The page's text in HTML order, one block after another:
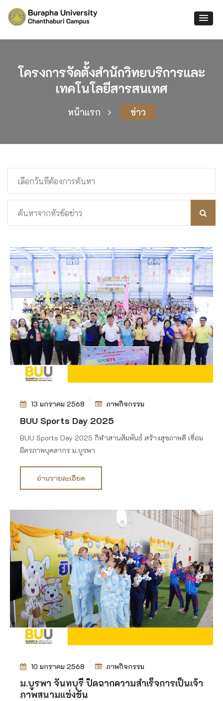
โครงการจัดตั้งสำนักวิทยบริการและ
เทคโนโลยีสารสนเทศ
หน้าแรก ข่าว
13 มกราคม 2568 ภาพกิจกรรม
BUU Sports Day 2025
BUU Sports Day 2025 กีฬาสานสัมพันธ์ สร้างสุขภาพดี เชื่อม
มิตรภาพบุคลากร ม.บูรพา
อ่านรายละเอียด
10 มกราคม 2568 ภาพกิจกรรม
ม.บูรพา จันทบุรี ปิดฉากความสำเร็จการเป็นเจ้า
ภาพสนามแข่งขัน